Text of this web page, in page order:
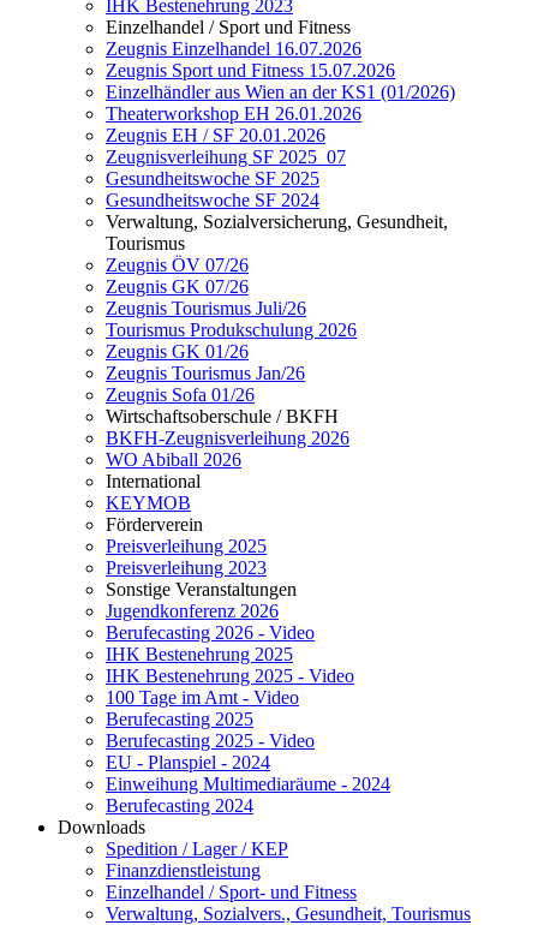
IHK Bestenehrung 2023
Einzelhandel / Sport und Fitness
Zeugnis Einzelhandel 16.07.2026
Zeugnis Sport und Fitness 15.07.2026
Einzelhändler aus Wien an der KS1 (01/2026)
Theaterworkshop EH 26.01.2026
Zeugnis EH / SF 20.01.2026
Zeugnisverleihung SF 2025_07
Gesundheitswoche SF 2025
Gesundheitswoche SF 2024
Verwaltung, Sozialversicherung, Gesundheit,
Tourismus
Zeugnis ÖV 07/26
Zeugnis GK 07/26
Zeugnis Tourismus Juli/26
Tourismus Produkschulung 2026
Zeugnis GK 01/26
Zeugnis Tourismus Jan/26
Zeugnis Sofa 01/26
Wirtschaftsoberschule / BKFH
BKFH-Zeugnisverleihung 2026
WO Abiball 2026
International
KEYMOB
Förderverein
Preisverleihung 2025
Preisverleihung 2023
Sonstige Veranstaltungen
Jugendkonferenz 2026
Berufecasting 2026 - Video
IHK Bestenehrung 2025
IHK Bestenehrung 2025 - Video
100 Tage im Amt - Video
Berufecasting 2025
Berufecasting 2025 - Video
EU - Planspiel - 2024
Einweihung Multimediaräume - 2024
Berufecasting 2024
Downloads
Spedition / Lager / KEP
Finanzdienstleistung
Einzelhandel / Sport- und Fitness
Verwaltung, Sozialvers., Gesundheit, Tourismus